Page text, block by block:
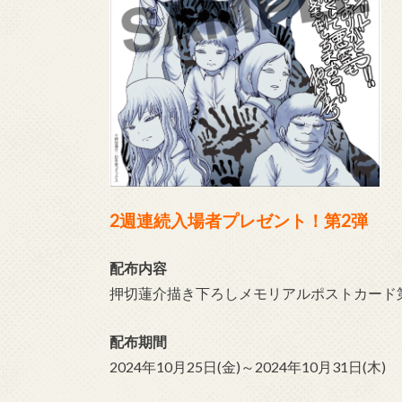
2週連続入場者プレゼント！第2弾
配布内容
押切蓮介描き下ろしメモリアルポストカード
配布期間
2024年10月25日(金)～2024年10月31日(木)